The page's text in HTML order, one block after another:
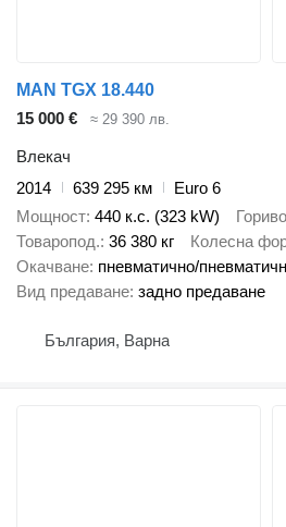
MAN TGX 18.440
15 000 €
≈ 29 390 лв.
Влекач
2014
639 295 км
Euro 6
Мощност 440 к.с. (323 kW) Гориво
Товаропод. 36 380 кг Колесна
Окачване пневматично/
Вид предаване задно предаване
България, Варна